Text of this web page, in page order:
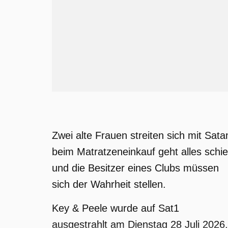
Zwei alte Frauen streiten sich mit
beim Matratzeneinkauf geht alles
und die Besitzer eines Clubs müssen
sich der Wahrheit stellen.
Key & Peele wurde auf Sat1
ausgestrahlt am Dienstag 28 Juli 2026,